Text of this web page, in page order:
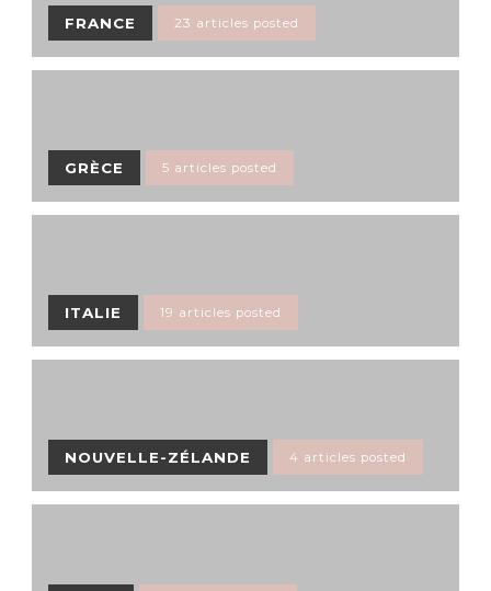
FRANCE 23 articles posted
GRÈCE 5 articles posted
ITALIE 19 articles posted
NOUVELLE-ZÉLANDE 4 articles posted